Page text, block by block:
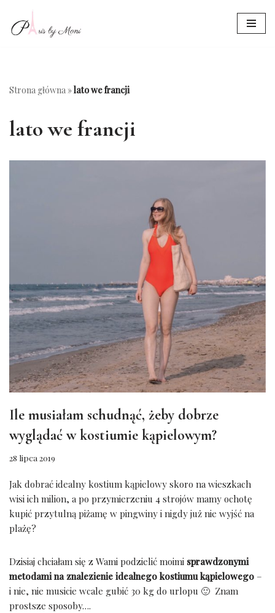
Przejdź
Strona główna »lato we francji
lato we francji
Ile musiałam schudnąć, żeby dobrze
wyglądać w kostiumie kąpielowym?
28 lipca 2019
Jak dobrać idealny kostium kąpielowy skoro na wieszkach
wisi ich milion, a po przymierzeniu 4 strojów mamy ochotę
kupić przytulną piżamę w pingwiny i nigdy już nie wyjść na
plażę?
Dzisiaj chciałam się z Wami podzielić moimi sprawdzonymi
metodami na znalezienie idealnego kostiumu kąpielowego –
i nie, nie musicie wcale gubić 30 kg do urlopu 🙂 Znam
prostsze sposoby….